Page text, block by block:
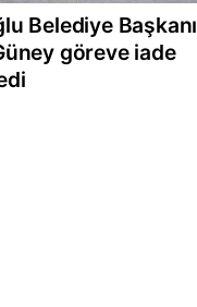
Belediye Başkanı
göreve iade